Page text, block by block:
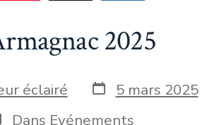
2025
éclairé Date
de
publication
5 mars 2025
Dans Evénements